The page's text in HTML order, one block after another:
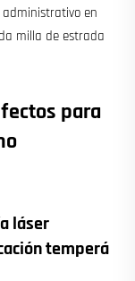
administrativo en
milla de estrada
para
láser
temperá